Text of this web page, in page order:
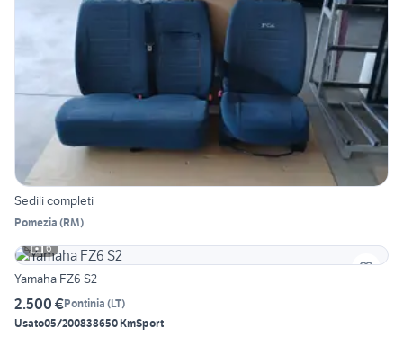
Sedili completi
Pomezia (RM)
6
Yamaha FZ6 S2
2.500 €Pontinia (LT)
Usato05/200838650 KmSport